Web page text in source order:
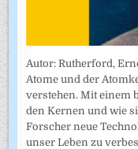
Autor: Rutherford,
Atome und der
verstehen. Mit einem
den Kernen und wie
Forscher neue
unser Leben zu